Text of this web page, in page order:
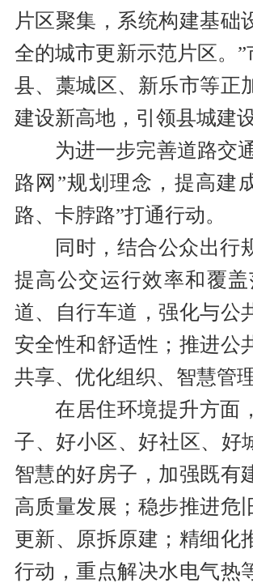
片区聚集，系统构建基础
全的城市更新示范片区。
县、藁城区、新乐市等正
建设新高地，引领县城建
为进一步完善道路交
路网”规划理念，提高建
路、卡脖路”打通行动。
同时，结合公众出行
提高公交运行效率和覆
道、自行车道，强化与公
安全性和舒适性；推进公
共享、优化组织、智慧管
在居住环境提升方面
子、好小区、好社区、好
智慧的好房子，加强既有
高质量发展；稳步推进危
更新、原拆原建；精细化
行动，重点解决水电气热